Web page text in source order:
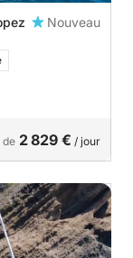
Nouveau
de 2 829 € / jour